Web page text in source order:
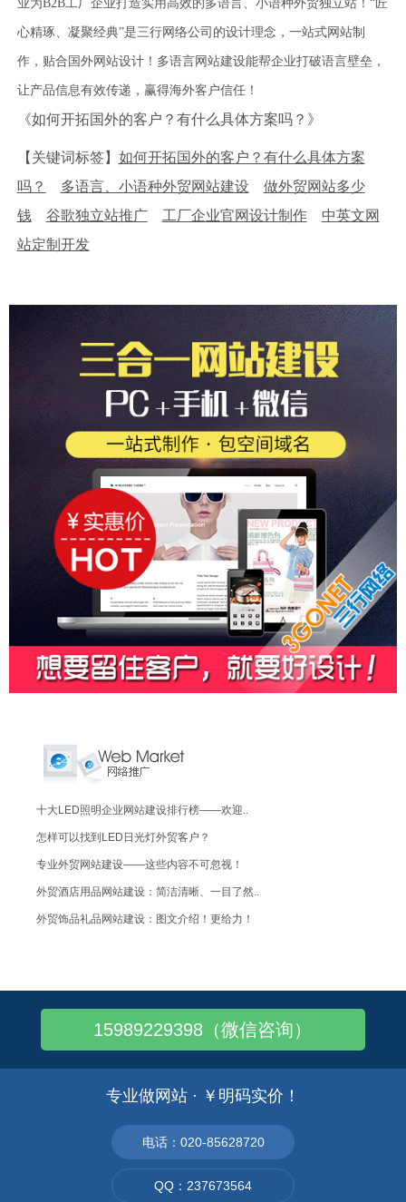
业为B2B工厂企业打造实用高效的多语言、小语种外贸独立站！“匠
心精琢、凝聚经典”是三行网络公司的设计理念，一站式网站制
作，贴合国外网站设计！多语言网站建设能帮企业打破语言壁垒，
让产品信息有效传递，赢得海外客户信任！
《如何开拓国外的客户？有什么具体方案吗？》
【关键词标签】 如何开拓国外的客户？有什么具体方案
吗？
多语言、小语种外贸网站建设
做外贸网站多少
钱
谷歌独立站推广 工厂企业官网设计制作
中英文网
站定制开发
十大LED照明企业网站建设排行榜——欢迎..
怎样可以找到LED日光灯外贸客户？
专业外贸网站建设——这些内容不可忽视！
外贸酒店用品网站建设：简洁清晰、一目了然..
外贸饰品礼品网站建设：图文介绍！更给力！
选择哪些海外服务器最有优势？
做好网站优化都要注意那几点内容？
当外贸网店做好后，需要时刻做好那几件事？
15989229398（微信咨询）
专业做网站 · ￥明码实价！
电话：020-85628720
QQ：237673564